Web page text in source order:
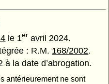
le 1er avril 2024.
: R.M. 168/2002.
à la date d’abrogation.
antérieurement ne sont